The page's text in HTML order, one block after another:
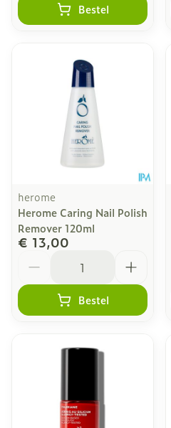
Bestel
herome
Herome Caring Nail Polish
Remover 120ml
€ 13,00
Bestel